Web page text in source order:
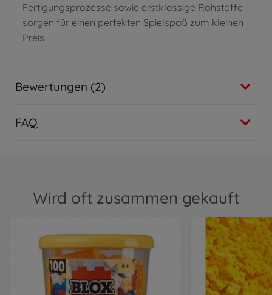
Fertigungsprozesse sowie erstklassige Rohstoffe
sorgen für einen perfekten Spielspaß zum kleinen
Preis
Bewertungen (2)
FAQ
Wird oft zusammen gekauft